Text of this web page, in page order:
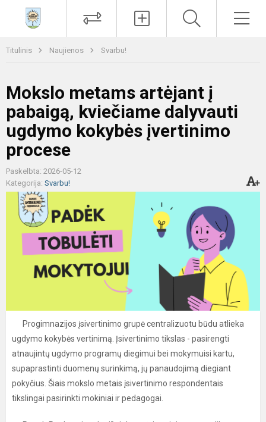
Titulinis Naujienos Svarbu!
Mokslo metams artėjant į
pabaigą, kviečiame dalyvauti
ugdymo kokybės įvertinimo
procese
Paskelbta: 2026-05-12
Kategorija: Svarbu!
Progimnazijos įsivertinimo grupė centralizuotu būdu atlieka
ugdymo kokybės vertinimą. Įsivertinimo tikslas - pasirengti
atnaujintų ugdymo programų diegimui bei mokymuisi kartu,
supaprastinti duomenų surinkimą, jų panaudojimą diegiant
pokyčius. Šiais mokslo metais įsivertinimo respondentais
tikslingai pasirinkti mokiniai ir pedagogai.